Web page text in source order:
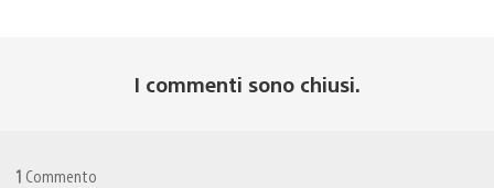
I commenti sono chiusi.
1 Commento